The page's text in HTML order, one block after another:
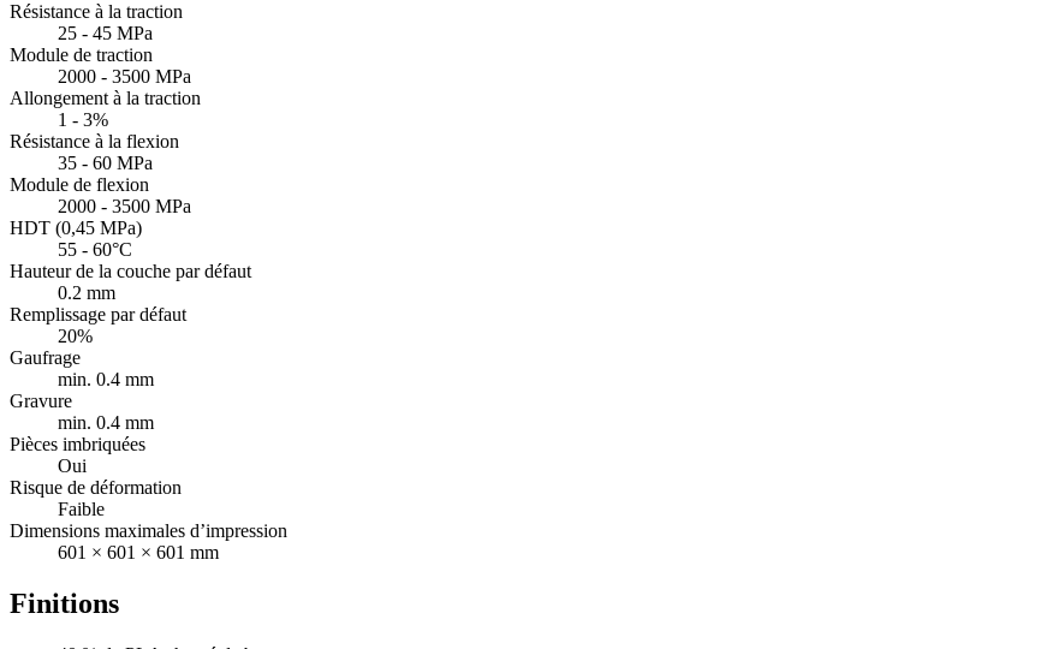
Résistance à la traction
25 - 45 MPa
Module de traction
2000 - 3500 MPa
Allongement à la traction
1 - 3%
Résistance à la flexion
35 - 60 MPa
Module de flexion
2000 - 3500 MPa
HDT (0,45 MPa)
55 - 60°C
Hauteur de la couche par défaut
0.2 mm
Remplissage par défaut
20%
Gaufrage
min. 0.4 mm
Gravure
min. 0.4 mm
Pièces imbriquées
Oui
Risque de déformation
Faible
Dimensions maximales d’impression
601 × 601 × 601 mm
Finitions